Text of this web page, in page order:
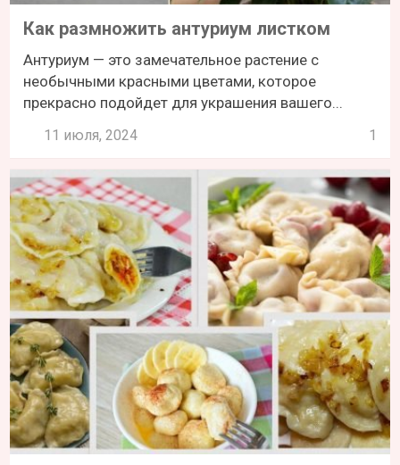
Как размножить антуриум листком
Антуриум — это замечательное растение с
необычными красными цветами, которое
прекрасно подойдет для украшения вашего...
11 июля, 2024 1